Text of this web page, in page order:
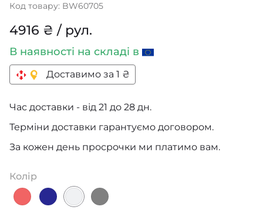
Код товару: BW60705
4916 ₴ / рул.
В наявності на складі в
Доставимо за 1 ₴
Час доставки - від 21 до 28 дн.
Терміни доставки гарантуємо договором.
За кожен день просрочки ми платимо вам.
Колір